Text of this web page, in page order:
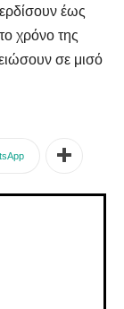
έως
χρόνο της
σε μισό